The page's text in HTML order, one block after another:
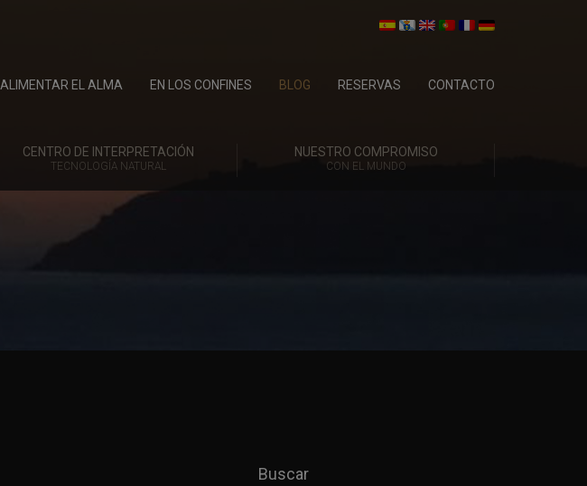
ALIMENTAR EL ALMA EN LOS CONFINES BLOG RESERVAS CONTACTO
CENTRO DE INTERPRETACIÓN
TECNOLOGÍA NATURAL
NUESTRO COMPROMISO
CON EL MUNDO
Buscar